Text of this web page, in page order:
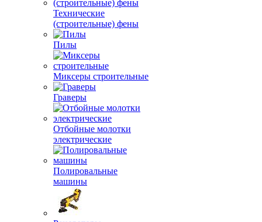
Технические
(строительные) фены
Пилы
Миксеры строительные
Граверы
Отбойные молотки
электрические
Полировальные
машины